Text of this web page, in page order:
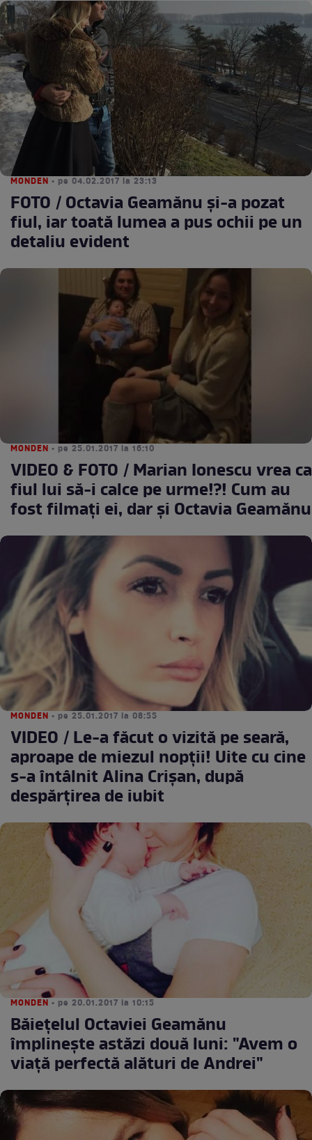
MONDEN • pe 04.02.2017 la 23:13
FOTO / Octavia Geamănu și-a pozat
fiul, iar toată lumea a pus ochii pe un
detaliu evident
MONDEN • pe 25.01.2017 la 16:10
VIDEO & FOTO / Marian Ionescu vrea ca
fiul lui să-i calce pe urme!?! Cum au
fost filmaţi ei, dar şi Octavia Geamănu
MONDEN • pe 25.01.2017 la 08:55
VIDEO / Le-a făcut o vizită pe seară,
aproape de miezul nopţii! Uite cu cine
s-a întâlnit Alina Crişan, după
despărţirea de iubit
MONDEN • pe 20.01.2017 la 10:15
Băieţelul Octaviei Geamănu
împlineşte astăzi două luni: "Avem o
viaţă perfectă alături de Andrei"